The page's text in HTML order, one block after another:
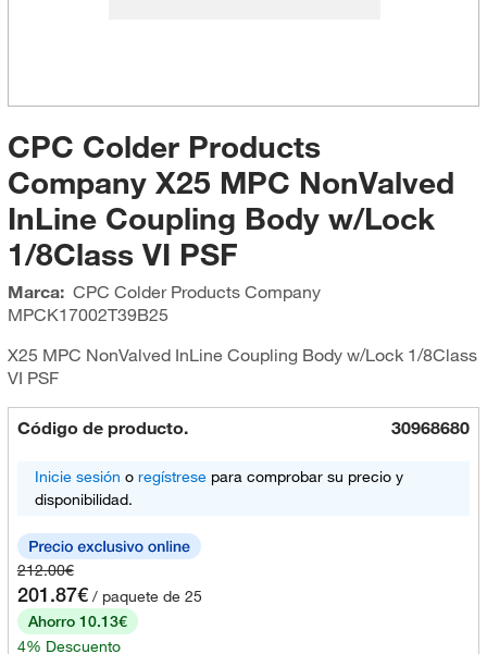
CPC Colder Products
Company X25 MPC NonValved
InLine Coupling Body w/Lock
1/8Class VI PSF
Marca: CPC Colder Products Company
MPCK17002T39B25
X25 MPC NonValved InLine Coupling Body w/Lock 1/8Class
VI PSF
Código de producto. 30968680
Inicie sesión o regístresepara comprobar su precio y
disponibilidad.
212.00€
201.87€ / paquete de 25
Ahorro 10.13€
4% Descuento